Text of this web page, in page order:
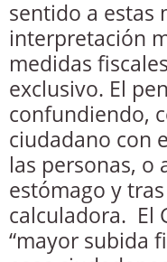
sentido a estas
interpretación
medidas
exclusivo. El
confundiendo,
ciudadano con
las personas, o
estómago y
calculadora. El
“mayor subida